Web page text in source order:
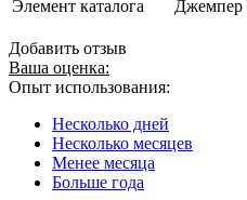
Элемент каталога
Джемпер
Добавить отзыв
Ваша оценка:
Опыт использования:
Несколько дней
Несколько месяцев
Менее месяца
Больше года